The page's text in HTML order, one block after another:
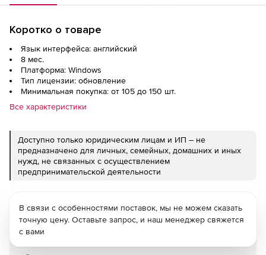
Коротко о товаре
Язык интерфейса: английский
8 мес.
Платформа: Windows
Тип лицензии: обновление
Минимальная покупка: от 105 до 150 шт.
Все характеристики
Доступно только юридическим лицам и ИП – не
предназначено для личных, семейных, домашних и иных
нужд, не связанных с осуществлением
предпринимательской деятельности
В связи с особенностями поставок, мы не можем сказать
точную цену. Оставьте запрос, и наш менеджер свяжется
с вами